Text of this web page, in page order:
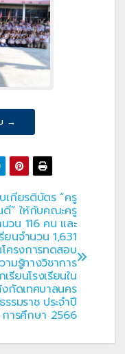
→
เกียรติบัตร “ครู
ดี” ให้กับคณะครู
วน 116 คน และ
ยนจำนวน 1,631
โครงการทดสอบ
ามรู้ทางวิชาการ
เรียนโรงเรียนใน
กัดเทศบาลนคร
รรมราช ประจำปี
การศึกษา 2566